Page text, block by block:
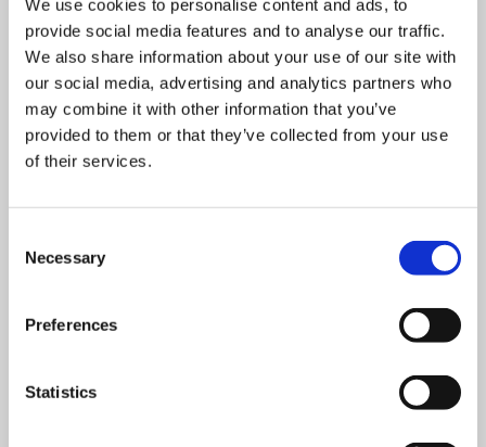
We use cookies to personalise content and ads, to
provide social media features and to analyse our traffic.
We also share information about your use of our site with
our social media, advertising and analytics partners who
may combine it with other information that you’ve
provided to them or that they’ve collected from your use
of their services.
Selection
Necessary
Preferences
Statistics
Скачать